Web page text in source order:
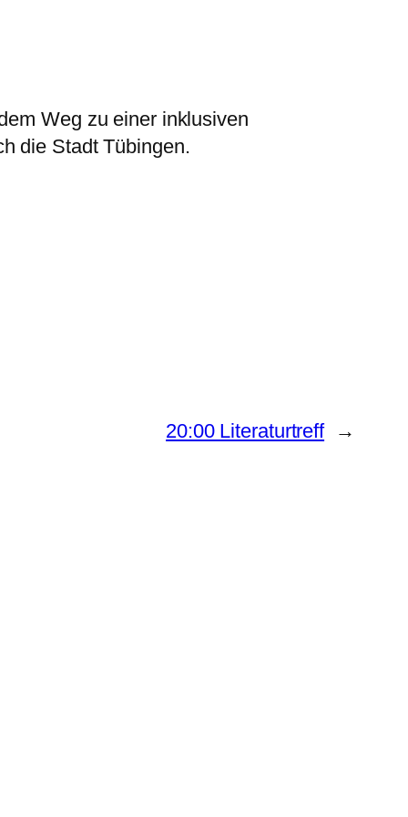
Weg zu einer inklusiven
die Stadt Tübingen.
20:00 Literaturtreff →